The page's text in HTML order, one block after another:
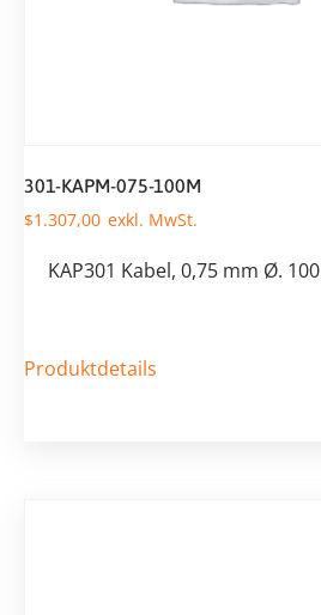
301-KAPM-075-100M
$1.307,00
KAP301 Kabel, 0,75 mm Ø.
Produktdetails